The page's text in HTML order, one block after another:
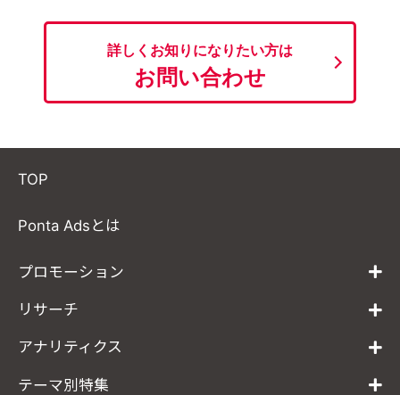
詳しくお知りになりたい方は
お問い合わせ
TOP
Ponta Adsとは
プロモーション
リサーチ
アナリティクス
テーマ別特集